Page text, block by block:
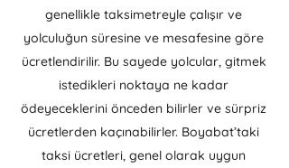
genellikle taksimetreyle çalışır ve
yolculuğun süresine ve mesafesine göre
ücretlendirilir. Bu sayede yolcular, gitmek
istedikleri noktaya ne kadar
ödeyeceklerini önceden bilirler ve sürpriz
ücretlerden kaçınabilirler. Boyabat’taki
taksi ücretleri, genel olarak uygun